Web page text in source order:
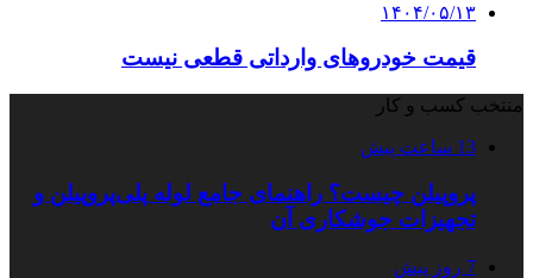
۱۴۰۴/۰۵/۱۳
قیمت خودروهای وارداتی قطعی نیست
منتخب کسب و کار
13 ساعت پیش
پروپیلن چیست؟ راهنمای جامع لوله پلی‌پروپیلن و
تجهیزات جوشکاری آن
7 روز پیش